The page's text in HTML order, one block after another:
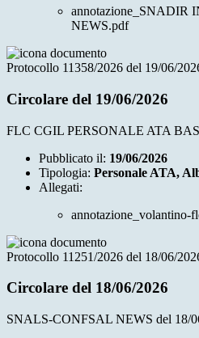
annotazione_SNADIR
NEWS.pdf
Protocollo 11358/2026 del 19/06/
Circolare del 19/06/2026
FLC CGIL PERSONALE ATA
Pubblicato il: 19/06/2026
Tipologia: Personale ATA,
Allegati:
annotazione_volantino-
Protocollo 11251/2026 del 18/06/
Circolare del 18/06/2026
SNALS-CONFSAL NEWS del 18/